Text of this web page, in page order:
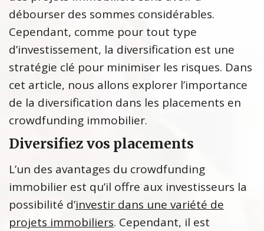
débourser des sommes considérables.
Cependant, comme pour tout type
d’investissement, la diversification est une
stratégie clé pour minimiser les risques. Dans
cet article, nous allons explorer l’importance
de la diversification dans les placements en
crowdfunding immobilier.
Diversifiez vos placements
L’un des avantages du crowdfunding
immobilier est qu’il offre aux investisseurs la
possibilité d’investir dans une variété de
projets immobiliers. Cependant, il est